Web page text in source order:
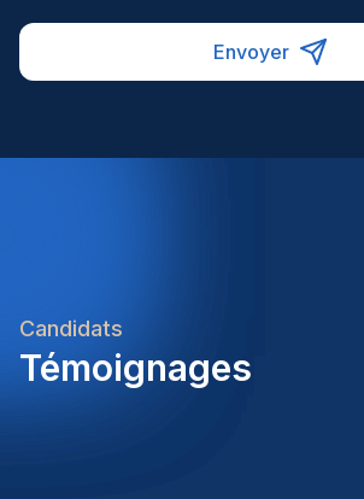
Envoyer
Candidats
Témoignages